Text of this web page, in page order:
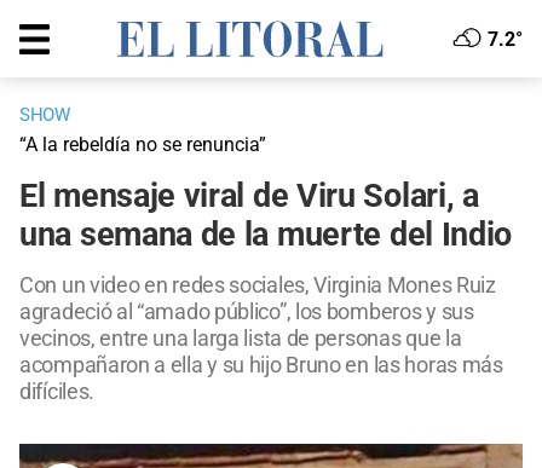
7.2°
SHOW
“A la rebeldía no se renuncia”
El mensaje viral de Viru Solari, a
una semana de la muerte del Indio
Con un video en redes sociales, Virginia Mones Ruiz
agradeció al “amado público”, los bomberos y sus
vecinos, entre una larga lista de personas que la
acompañaron a ella y su hijo Bruno en las horas más
difíciles.